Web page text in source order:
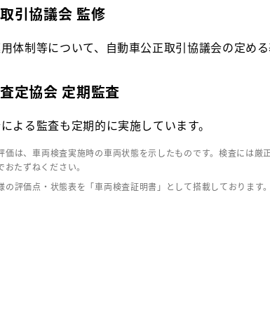
引協議会 監修
体制等について、自動車公正取引協議会の定め
定協会 定期監査
よる監査も定期的に実施しています。
は、車両検査実施時の車両状態を示したものです。検査には
たずねください。
評価点・状態表を「車両検査証明書」として搭載しております。